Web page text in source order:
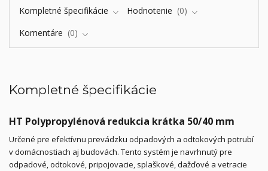
Kompletné špecifikácie Hodnotenie
0
Komentáre
0
Kompletné špecifikácie
HT Polypropylénová redukcia krátka 50/40 mm
Určené pre efektívnu prevádzku odpadových a odtokových potrubí
v domácnostiach aj budovách. Tento systém je navrhnutý pre
odpadové, odtokové, pripojovacie, splaškové, dažďové a vetracie